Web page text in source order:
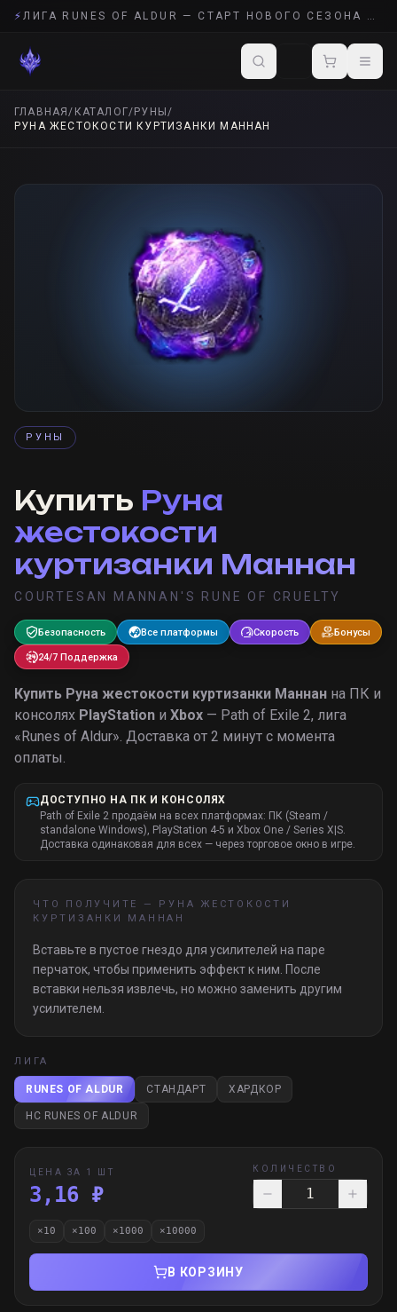
⚡ ЛИГА RUNES OF ALDUR — СТАРТ НОВОГО СЕЗОНА POE 2
ГЛАВНАЯ/ КАТАЛОГ/ РУНЫ/
РУНА ЖЕСТОКОСТИ КУРТИЗАНКИ МАННАН
РУНЫ
Купить Руна
жестокости
куртизанки Маннан
COURTESAN MANNAN'S RUNE OF CRUELTY
Безопасность Все платформы Скорость Бонусы
24/7 Поддержка
Купить Руна жестокости куртизанки Маннан на ПК и
консолях PlayStation и Xbox — Path of Exile 2, лига
«Runes of Aldur». Доставка от 2 минут с момента
оплаты.
ДОСТУПНО НА ПК И КОНСОЛЯХ
Path of Exile 2 продаём на всех платформах: ПК (Steam /
standalone Windows), PlayStation 4-5 и Xbox One / Series X|S.
Доставка одинаковая для всех — через торговое окно в игре.
ЧТО ПОЛУЧИТЕ — РУНА ЖЕСТОКОСТИ
КУРТИЗАНКИ МАННАН
Вставьте в пустое гнездо для усилителей на паре
перчаток, чтобы применить эффект к ним. После
вставки нельзя извлечь, но можно заменить другим
усилителем.
ЛИГА
RUNES OF ALDUR СТАНДАРТ ХАРДКОР
HC RUNES OF ALDUR
ЦЕНА ЗА 1 ШТ
3,16 ₽
КОЛИЧЕСТВО
×10 ×100 ×1000 ×10000
В КОРЗИНУ